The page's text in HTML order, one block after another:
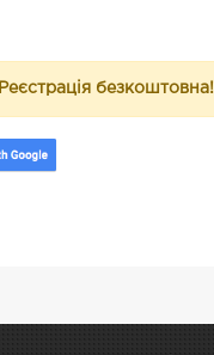
Реєстрація безкоштовна!